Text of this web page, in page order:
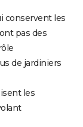
conservent les
pas des
de jardiniers
les